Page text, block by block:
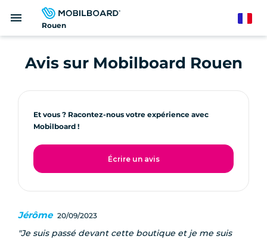
Rouen
menu
Avis sur Mobilboard Rouen
Et vous ? Racontez-nous votre expérience avec
Mobilboard !
Écrire un avis
Jérôme 20/09/2023
Je suis passé devant cette boutique et je me suis